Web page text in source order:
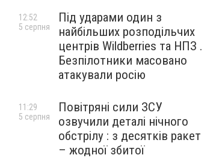
Під ударами один з
найбільших розподільчих
центрів Wildberries та НПЗ .
Безпілотники масовано
атакували росію
12:52
5 серпня
Повітряні сили ЗСУ
озвучили деталі нічного
обстрілу : з десятків ракет
– жодної збитої
11:29
5 серпня